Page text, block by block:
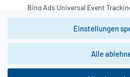
Vertrag widerrufen
*Hinweise zu unseren Aktionen und
Bing Ads Universal Event
Youtube-Social Plugin).
Wir weisen darauf hin, dass die
zwingend den Europäischen
DSGVO genügen und ein
Einstellungen
Alle